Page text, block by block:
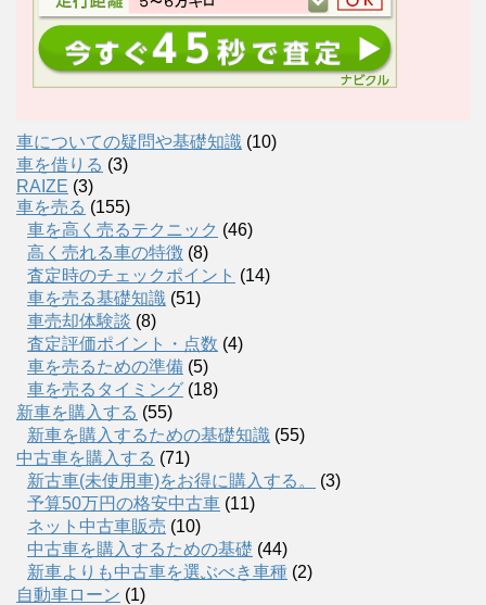
車についての疑問や基礎知識 (10)
車を借りる (3)
RAIZE (3)
車を売る (155)
車を高く売るテクニック (46)
高く売れる車の特徴 (8)
査定時のチェックポイント (14)
車を売る基礎知識 (51)
車売却体験談 (8)
査定評価ポイント・点数 (4)
車を売るための準備 (5)
車を売るタイミング (18)
新車を購入する (55)
新車を購入するための基礎知識 (55)
中古車を購入する (71)
新古車(未使用車)をお得に購入する。
(3)
予算50万円の格安中古車 (11)
ネット中古車販売 (10)
中古車を購入するための基礎 (44)
新車よりも中古車を選ぶべき車種 (2)
自動車ローン (1)